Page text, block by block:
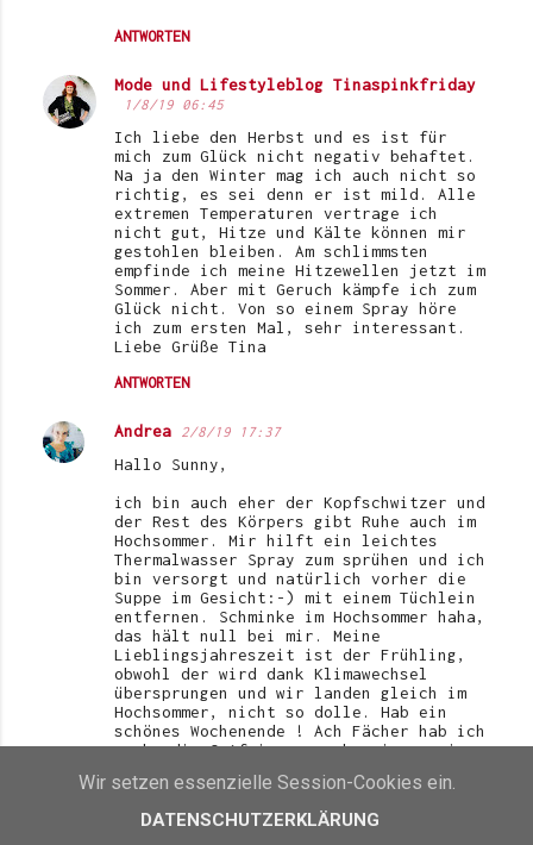
ANTWORTEN
Mode und Lifestyleblog Tinaspinkfriday
1/8/19 06:45
Ich liebe den Herbst und es ist für
mich zum Glück nicht negativ behaftet.
Na ja den Winter mag ich auch nicht so
richtig, es sei denn er ist mild. Alle
extremen Temperaturen vertrage ich
nicht gut, Hitze und Kälte können mir
gestohlen bleiben. Am schlimmsten
empfinde ich meine Hitzewellen jetzt im
Sommer. Aber mit Geruch kämpfe ich zum
Glück nicht. Von so einem Spray höre
ich zum ersten Mal, sehr interessant.
Liebe Grüße Tina
ANTWORTEN
Andrea 2/8/19 17:37
Hallo Sunny,
ich bin auch eher der Kopfschwitzer und
der Rest des Körpers gibt Ruhe auch im
Hochsommer. Mir hilft ein leichtes
Thermalwasser Spray zum sprühen und ich
bin versorgt und natürlich vorher die
Suppe im Gesicht:-) mit einem Tüchlein
entfernen. Schminke im Hochsommer haha,
das hält null bei mir. Meine
Lieblingsjahreszeit ist der Frühling,
obwohl der wird dank Klimawechsel
übersprungen und wir landen gleich im
Hochsommer, nicht so dolle. Hab ein
schönes Wochenende ! Ach Fächer hab ich
auch, die Ostfriesen gucken immer ein
Andrea
ANTWORTEN
Wir setzen essenzielle Session-Cookies ein.
DATENSCHUTZERKLÄRUNG